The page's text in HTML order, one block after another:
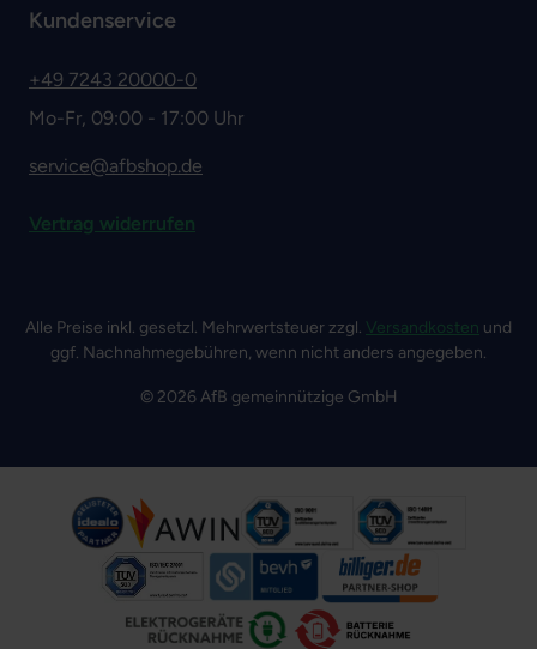
Kundenservice
+49 7243 20000-0
Mo-Fr, 09:00 - 17:00 Uhr
service@afbshop.de
Vertrag widerrufen
Alle Preise inkl. gesetzl. Mehrwertsteuer zzgl. Versandkosten und
ggf. Nachnahmegebühren, wenn nicht anders angegeben.
© 2026 AfB gemeinnützige GmbH